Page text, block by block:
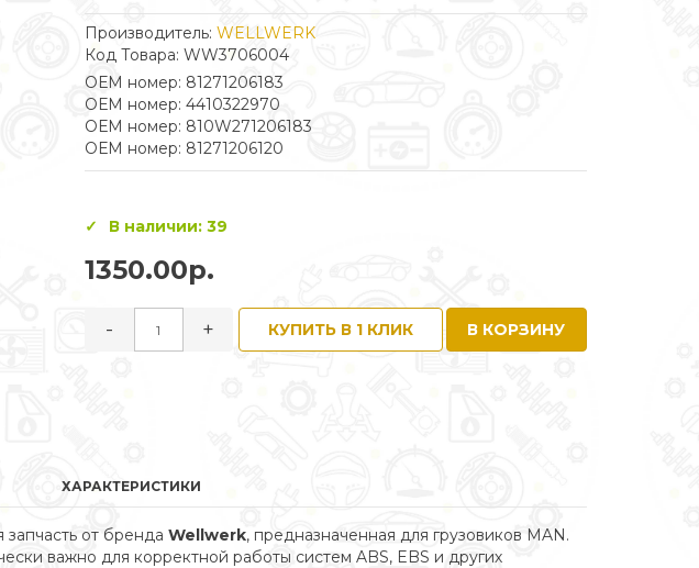
Производитель: WELLWERK
Код Товара: WW3706004
ОЕМ номер: 81271206183
ОЕМ номер: 4410322970
ОЕМ номер: 810W271206183
ОЕМ номер: 81271206120
В наличии: 39
1350.00р.
- + КУПИТЬ В 1 КЛИК В КОРЗИНУ
ХАРАКТЕРИСТИКИ
от бренда Wellwerk, предназначенная для грузовиков MAN.
важно для корректной работы систем ABS, EBS и других